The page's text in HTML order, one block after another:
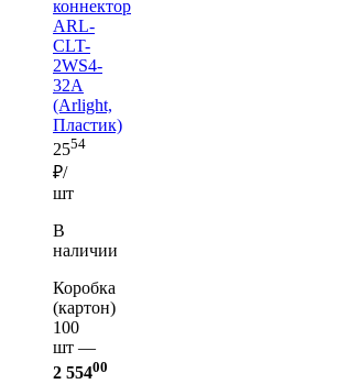
коннектор
ARL-
CLT-
2WS4-
32A
(Arlight,
Пластик)
2554
₽/
шт
В
наличии
Коробка
(картон)
100
шт —
2 55400